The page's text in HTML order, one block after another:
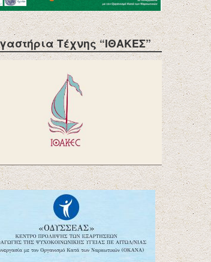
Τέχνης “ΙΘΑΚΕΣ”